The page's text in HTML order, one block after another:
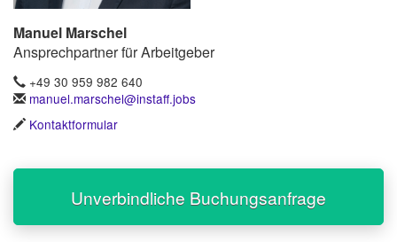
Manuel Marschel
Ansprechpartner für Arbeitgeber
+49 30 959 982 640
manuel.marschel@instaff.jobs
Kontaktformular
Unverbindliche Buchungsanfrage